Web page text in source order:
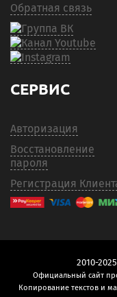
Обратная связь
СЕРВИС
Авторизация
Восстановление
пароля
Регистрация
2010-
Официальный сайт
Копирование текстов и